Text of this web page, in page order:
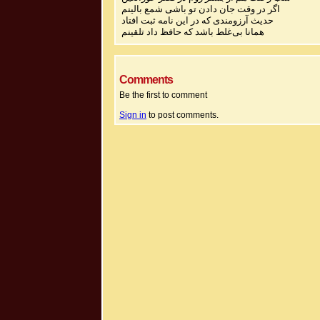
اگر در وقت جان دادن تو باشی شمع بالینم
حدیث آرزومندی که در این نامه ثبت افتاد
همانا بی‌غلط باشد که حافظ داد تلقینم
Comments
Be the first to comment
Sign in to post comments.